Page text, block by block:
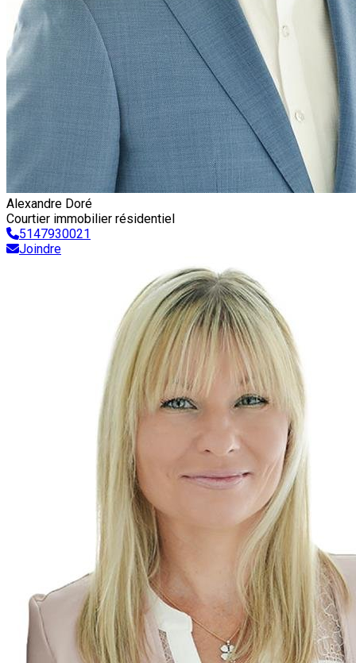
Alexandre Doré
Courtier immobilier résidentiel
5147930021
Joindre